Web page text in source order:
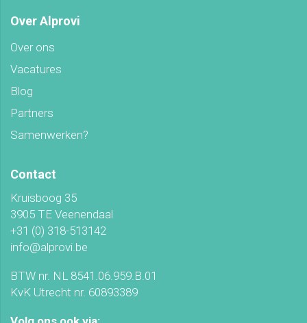
Over Alprovi
Over ons
Vacatures
Blog
Partners
Samenwerken?
Contact
Kruisboog 35
3905 TE Veenendaal
+31 (0) 318-513142
info@alprovi.be
BTW nr. NL 8541.06.959.B.01
KvK Utrecht nr. 60893389